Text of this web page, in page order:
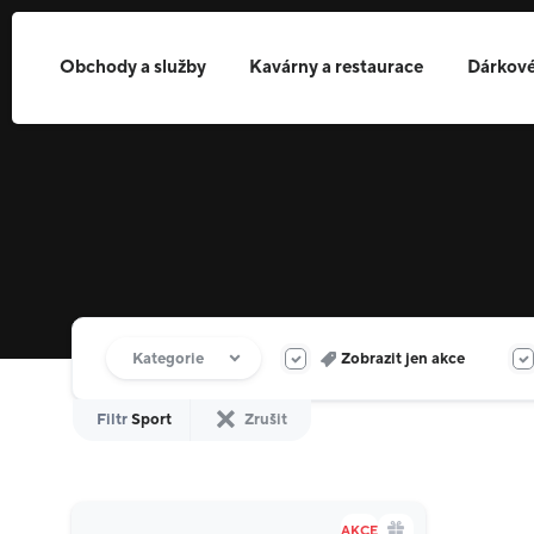
Obchody a služby Kavárny a restaurace
Filtr obchodů
Kategorie
FiltrSport Zrušit
Zobrazit jen akce